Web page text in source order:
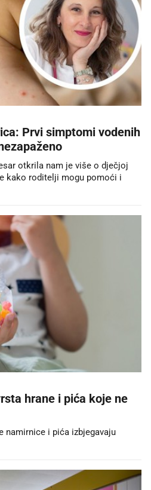
Prvi simptomi vodenih
otkrila nam je više o dječjoj
kako roditelji mogu pomoći i
hrane i pića koje ne
namirnice i pića izbjegavaju